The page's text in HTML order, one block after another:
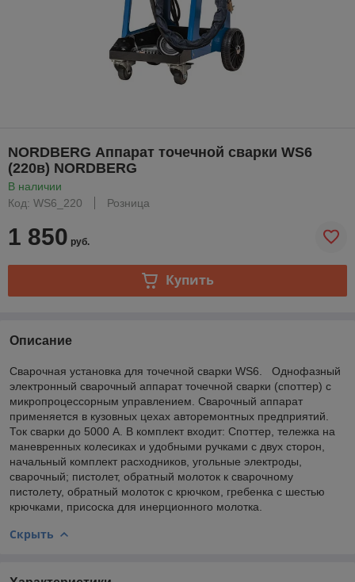
NORDBERG Аппарат точечной сварки WS6
(220в) NORDBERG
В наличии
Код: WS6_220
Розница
1 850 руб.
Купить
Описание
Сварочная установка для точечной сварки WS6. Однофазный
электронный сварочный аппарат точечной сварки (споттер) с
микропроцессорным управлением. Сварочный аппарат
применяется в кузовных цехах авторемонтных предприятий.
Ток сварки до 5000 А. В комплект входит: Споттер, тележка на
маневренных колесиках и удобными ручками с двух сторон,
начальный комплект расходников, угольные электроды,
сварочный; пистолет, обратный молоток к сварочному
пистолету, обратный молоток с крючком, гребенка с шестью
крючками, присоска для инерционного молотка.
Скрыть